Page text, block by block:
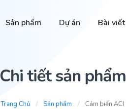
Sản phẩm Dự án Bài viết
Chi tiết sản phẩm
Trang Chủ Sản phẩm Cảm biến ACI